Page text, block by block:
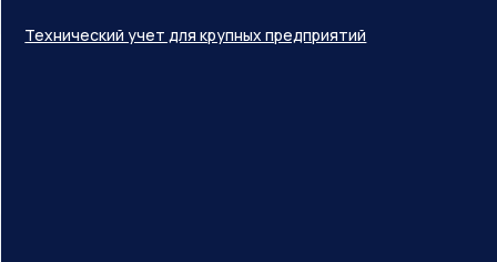
Технический учет для крупных предприятий